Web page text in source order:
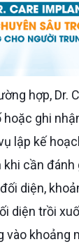
ghi
lập kế
cần đánh
diện,
diện trồi
vào khoảng